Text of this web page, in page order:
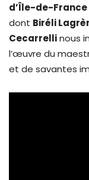
d’Île-de-France
dont Biréli
Cecarrellinous
l’œuvre du
et de savantes